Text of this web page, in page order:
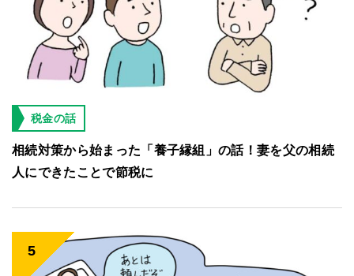
税金の話
相続対策から始まった「養子縁組」の話！妻を父の相続
人にできたことで節税に